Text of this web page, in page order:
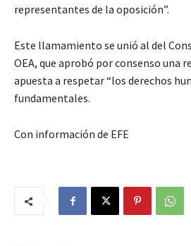
representantes de la oposición”.
Este llamamiento se unió al del
OEA, que aprobó por consenso una
apuesta a respetar “los derechos
fundamentales.
Con información de EFE